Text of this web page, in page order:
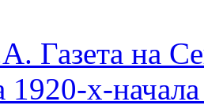
Газета на
1920-х-